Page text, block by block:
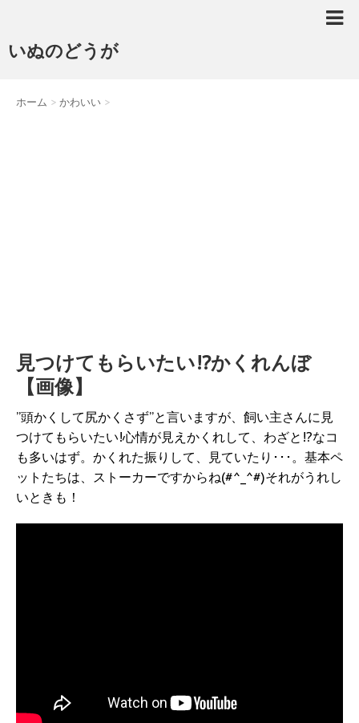
いぬのどうが
ホーム > かわいい >
見つけてもらいたい!?かくれんぼ
【画像】
”頭かくして尻かくさず”と言いますが、飼い主さんに見
つけてもらいたい!心情が見えかくれして、わざと!?なコ
も多いはず。かくれた振りして、見ていたり･･･。基本ペ
ットたちは、ストーカーですからね(#^_^#)それがうれし
いときも！